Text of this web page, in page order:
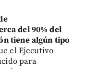
del 90% del
tiene algún tipo
el Ejecutivo
para